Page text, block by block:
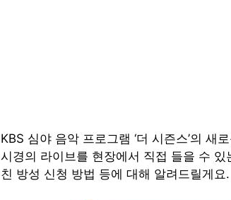
KBS 심야 음악 프로그램 ‘더 시즌스’의
시경의 라이브를 현장에서 직접 들을 수
친 방성 신청 방법 등에 대해 알려드릴게요.